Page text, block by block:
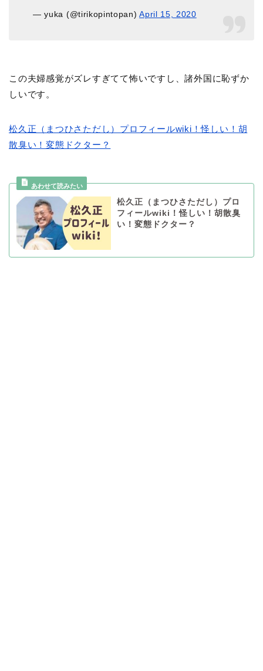
— yuka (@tirikopintopan)April 15, 2020
この夫婦感覚がズレすぎてて怖いですし、諸外国に恥ずか
しいです。
松久正（まつひさただし）プロフィールwiki！怪しい！胡
散臭い！変態ドクター？
松久正（まつひさただし）プロ
フィールwiki！怪しい！胡散臭
い！変態ドクター？